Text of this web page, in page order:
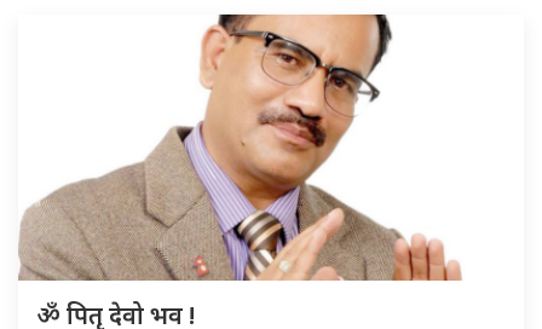
ॐ पितृ देवो भव !